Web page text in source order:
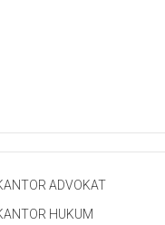
ADVOKAT
HUKUM